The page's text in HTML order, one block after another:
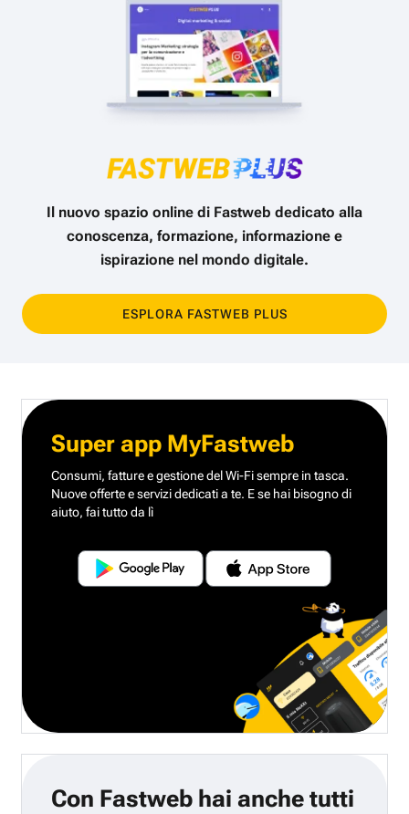
Il nuovo spazio online di Fastweb dedicato alla
conoscenza, formazione, informazione e
ispirazione nel mondo digitale.
ESPLORA FASTWEB PLUS
Super app MyFastweb
Consumi, fatture e gestione del Wi-Fi sempre in tasca.
Nuove offerte e servizi dedicati a te. E se hai bisogno di
aiuto, fai tutto da lì
Con Fastweb hai anche tutti